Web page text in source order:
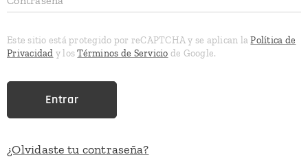
Este sitio está protegido por reCAPTCHA y se aplican laPolítica de
Privacidad y losTérminos de Servicio de Google.
Entrar
¿Olvidaste tu contraseña?